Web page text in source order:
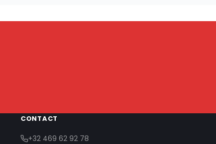
CONTACT
+32 469 62 92 78